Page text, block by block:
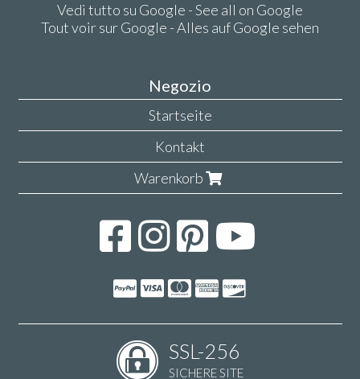
Vedi tutto su Google - See all on Google
Tout voir sur Google - Alles auf Google sehen
Negozio
Startseite
Kontakt
Warenkorb
SSL-256
SICHERE SITE